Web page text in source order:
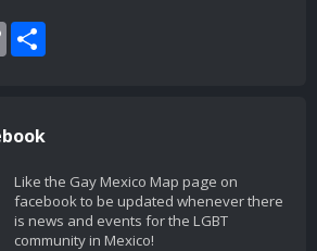
Copy
Link
Like the Gay Mexico Map page on
facebook to be updated whenever there
is news and events for the LGBT
community in Mexico!